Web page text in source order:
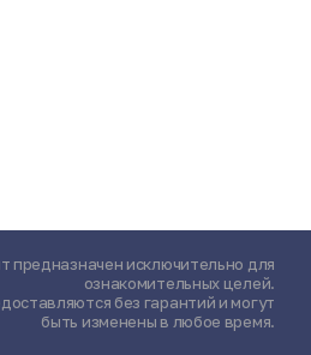
предназначен исключительно для
ознакомительных целей.
без гарантий и могут
быть изменены в любое время.